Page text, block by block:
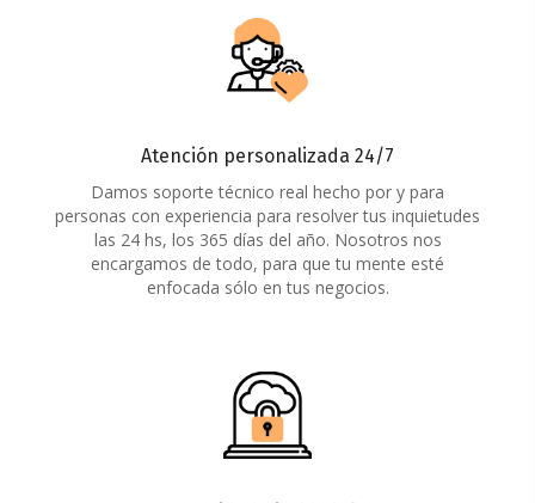
Atención personalizada 24/7
Damos soporte técnico real hecho por y para
personas con experiencia para resolver tus inquietudes
las 24 hs, los 365 días del año. Nosotros nos
encargamos de todo, para que tu mente esté
enfocada sólo en tus negocios.